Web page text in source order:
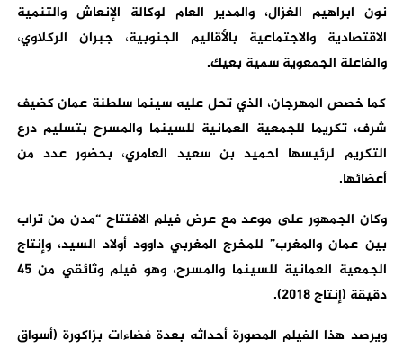
نون ابراهيم الغزال، والمدير العام لوكالة الإنعاش والتنمية
الاقتصادية والاجتماعية بالأقاليم الجنوبية، جبران الركلاوي،
والفاعلة الجمعوية سمية بعيك.
كما خصص المهرجان، الذي تحل عليه سينما سلطنة عمان كضيف
شرف، تكريما للجمعية العمانية للسينما والمسرح بتسليم درع
التكريم لرئيسها احميد بن سعيد العامري، بحضور عدد من
أعضائها.
وكان الجمهور على موعد مع عرض فيلم الافتتاح “مدن من تراب
بين عمان والمغرب” للمخرج المغربي داوود أولاد السيد، وإنتاج
الجمعية العمانية للسينما والمسرح، وهو فيلم وثائقي من 45
دقيقة (إنتاج 2018).
ويرصد هذا الفيلم المصورة أحداثه بعدة فضاءات بزاكورة (أسواق